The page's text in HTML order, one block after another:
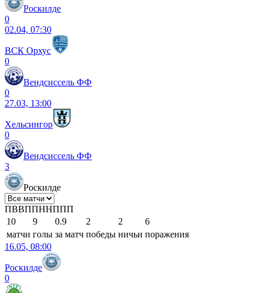
Роскилде
0
02.04, 07:30
ВСК Орхус
0
Вендсиссель ФФ
0
27.03, 13:00
Хельсингор
0
Вендсиссель ФФ
3
Роскилде
ПВВППННППП
10
9 0.9 2 2
6
матчи голы за матч победы ничьи поражения
16.05, 08:00
Роскилде
0